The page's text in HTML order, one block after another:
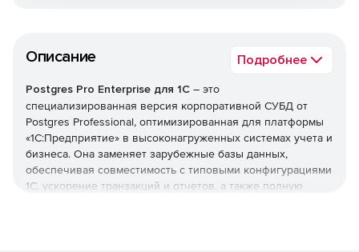
Описание Подробнее
Postgres Pro Enterprise для 1С – это
специализированная версия корпоративной СУБД от
Postgres Professional, оптимизированная для платформы
«1С:Предприятие» в высоконагруженных системах учета и
бизнеса. Она заменяет зарубежные базы данных,
обеспечивая совместимость с типовыми конфигурациями
1С, ускорение транзакций и отчетов, а также полную